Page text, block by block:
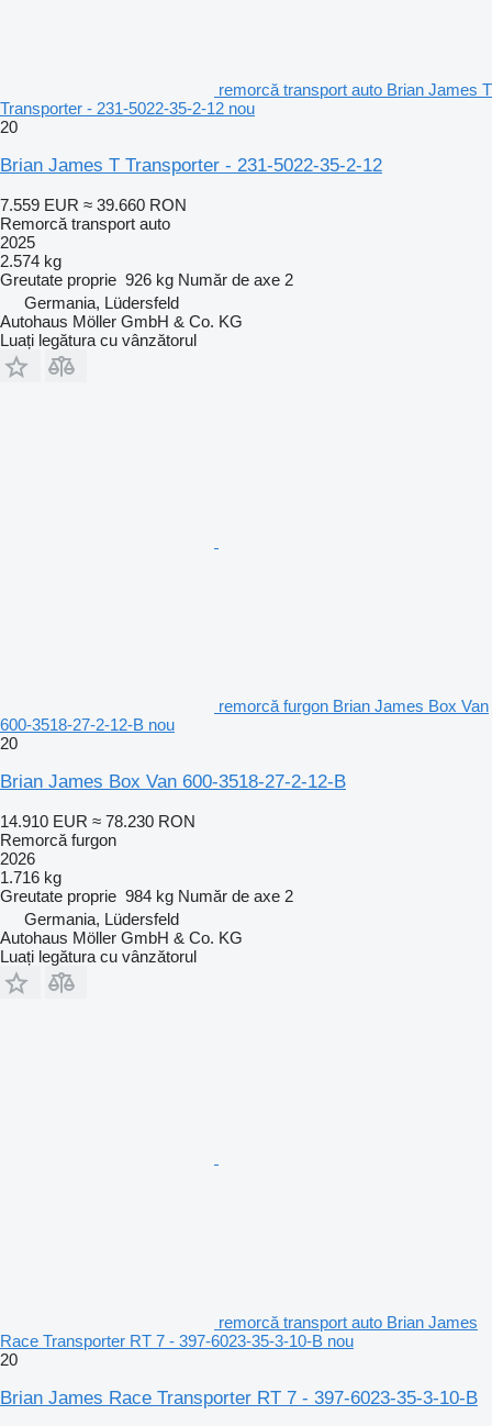
remorcă transport auto Brian James T
Transporter - 231‐5022‐35‐2‐12 nou
20
Brian James T Transporter - 231‐5022‐35‐2‐12
7.559 EUR ≈ 39.660 RON
Remorcă transport auto
2025
2.574 kg
Greutate proprie 926 kg Număr de axe 2
Germania, Lüdersfeld
Autohaus Möller GmbH & Co. KG
Luați legătura cu vânzătorul
remorcă furgon Brian James Box Van
600-3518-27-2-12-B nou
20
Brian James Box Van 600-3518-27-2-12-B
14.910 EUR ≈ 78.230 RON
Remorcă furgon
2026
1.716 kg
Greutate proprie 984 kg Număr de axe 2
Germania, Lüdersfeld
Autohaus Möller GmbH & Co. KG
Luați legătura cu vânzătorul
remorcă transport auto Brian James
Race Transporter RT 7 - 397-6023-35-3-10-B nou
20
Brian James Race Transporter RT 7 - 397-6023-35-3-10-B